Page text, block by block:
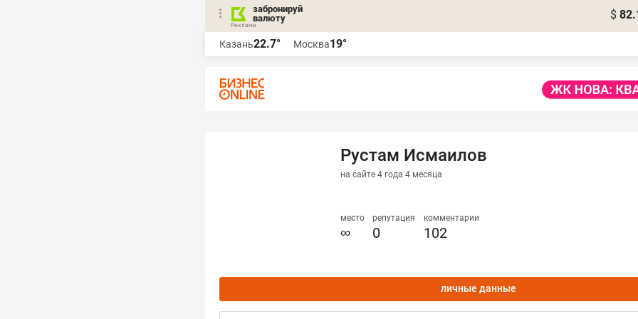
забронируй
валюту
$
Казань22.7° Москва19°
Рустам Исмаилов
на сайте 4 года 4 месяца
место
∞
репутация
0
комментарии
102
личные данные